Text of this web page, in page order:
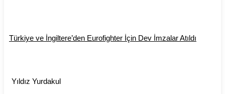
Türkiye ve İngiltere’den Eurofighter İçin Dev İmzalar Atıldı
Yıldız Yurdakul